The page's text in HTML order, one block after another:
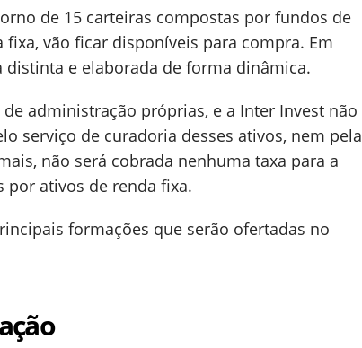
de 15 carteiras compostas por fundos de
vão ficar disponíveis para compra. Em
distinta e elaborada de forma dinâmica.
administração próprias, e a Inter Invest não
serviço de curadoria desses ativos, nem pela
não será cobrada nenhuma taxa para a
por ativos de renda fixa.
formações que serão ofertadas no